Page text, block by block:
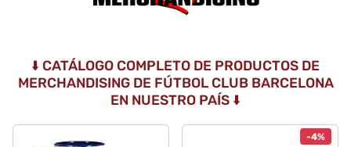
⬇️ CATÁLOGO COMPLETO DE PRODUCTOS DE
MERCHANDISING DE FÚTBOL CLUB BARCELONA
EN NUESTRO PAÍS ⬇️
-4%